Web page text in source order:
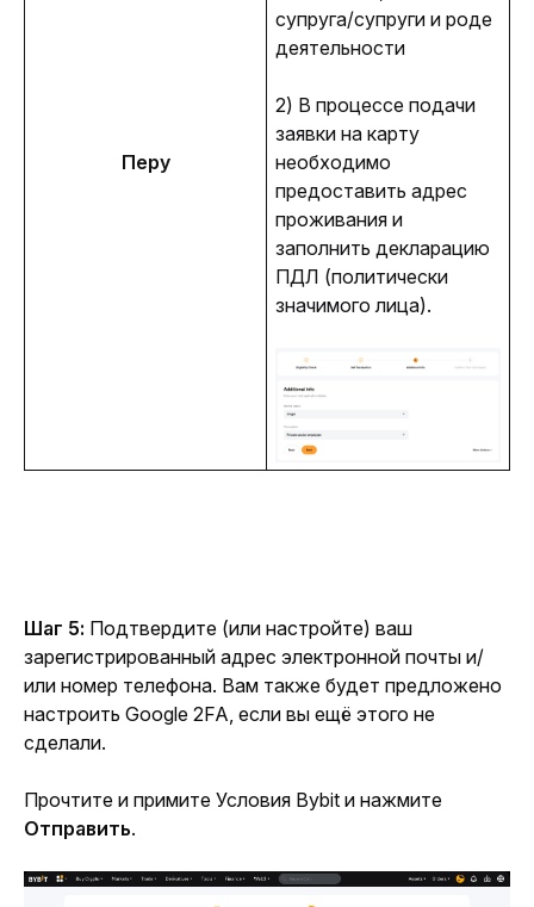
Перу
супруга/супруги и роде
деятельности
2) В процессе подачи
заявки на карту
необходимо
предоставить адрес
проживания и
заполнить декларацию
ПДЛ (политически
значимого лица).
Шаг 5: Подтвердите (или настройте) ваш
зарегистрированный адрес электронной почты и/
или номер телефона. Вам также будет предложено
настроить Google 2FA, если вы ещё этого не
сделали.
Прочтите и примите Условия Bybit и нажмите
Отправить.